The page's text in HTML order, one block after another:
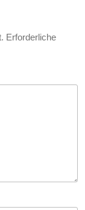
Erforderliche